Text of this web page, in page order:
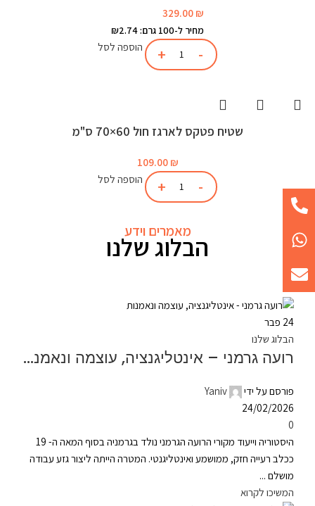
329.00 ₪
מחיר ל-100 גרם: ₪2.74
הוספה לסל
שטיח פטקס לארגז חול 60×70 ס"מ
109.00 ₪
הוספה לסל
מאמרים וידע
הבלוג שלנו
24 פבר
הבלוג שלנו
רועה גרמני – אינטליגנציה, עוצמה ונאמנות
פורסם על ידי
Yaniv
24/02/2026
0
היסטוריה וייעוד מקורי הרועה הגרמני נולד בגרמניה בסוף המאה ה- 19
ככלב רעייה חזק, ממושמע ואינטליגנטי. המטרה הייתה ליצור גזע עבודה
מושלם ...
המשיכו לקרוא